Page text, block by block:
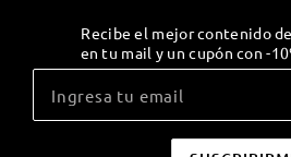
Recibe el mejor contenido
en tu mail y un cupón con -